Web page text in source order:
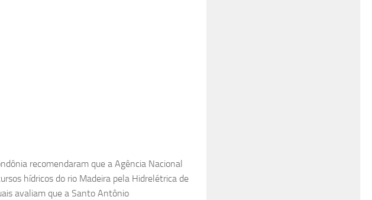
recomendaram que a Agência Nacional
hídricos do rio Madeira pela Hidrelétrica de
avaliam que a Santo Antônio